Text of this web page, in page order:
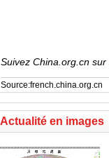
Suivez China.org.cn sur
Source:french.china.org.cn